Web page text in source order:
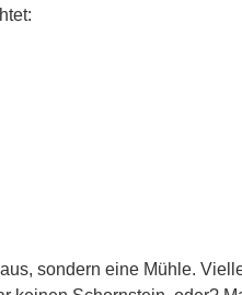
sondern eine Mühle.